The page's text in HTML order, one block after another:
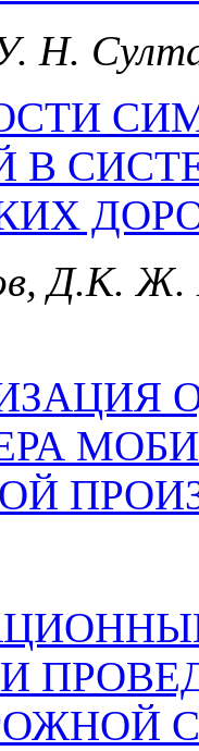
Н.
В
Д.К. Ж.